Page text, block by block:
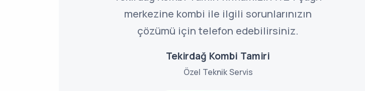
merkezine kombi ile ilgili sorunlarınızın
çözümü için telefon edebilirsiniz.
Tekirdağ Kombi Tamiri
Özel Teknik Servis